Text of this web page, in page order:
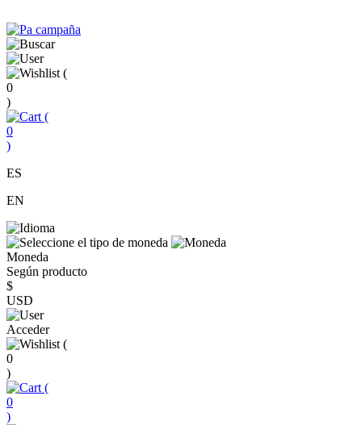
(
0
)
(
0
)
ES
EN
Moneda
Según producto
$
USD
Acceder
(
0
)
(
0
)